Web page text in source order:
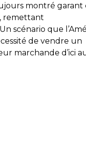
montré garant
remettant
scénario que
de vendre un
marchande d’ici